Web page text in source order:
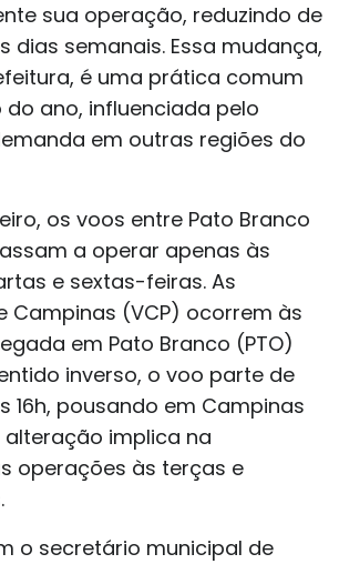
sua operação, reduzindo de
dias semanais. Essa mudança,
é uma prática comum
ano, influenciada pelo
em outras regiões do
os voos entre Pato Branco
a operar apenas às
e sextas-feiras. As
Campinas (VCP) ocorrem às
em Pato Branco (PTO)
inverso, o voo parte de
16h, pousando em Campinas
alteração implica na
operações às terças e
o secretário municipal de